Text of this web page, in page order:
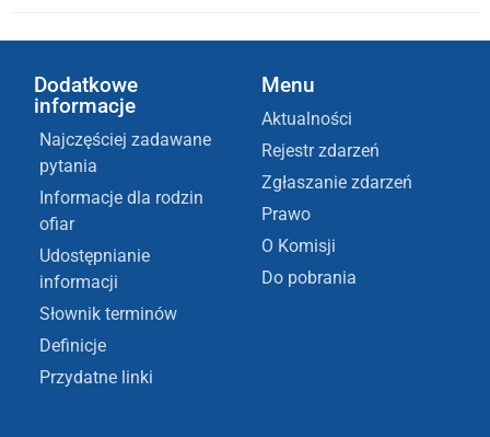
Dodatkowe
informacje
Najczęściej zadawane
pytania
Informacje dla rodzin
ofiar
Udostępnianie
informacji
Słownik terminów
Definicje
Przydatne linki
Menu
Aktualności
Rejestr zdarzeń
Zgłaszanie zdarzeń
Prawo
O Komisji
Do pobrania